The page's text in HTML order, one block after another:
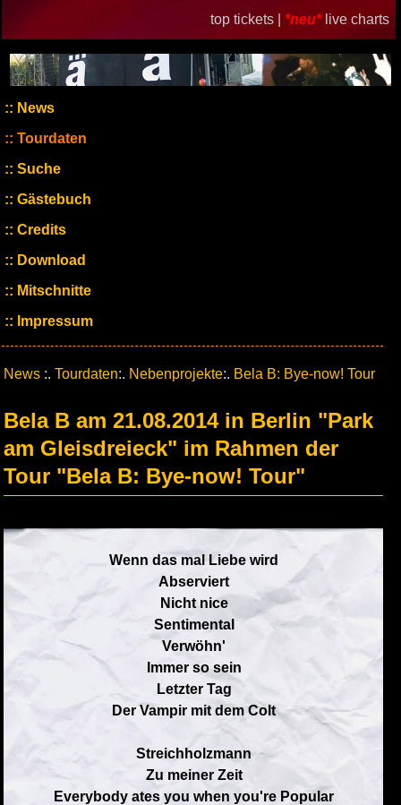
top tickets | *neu* live charts
News
Tourdaten
Suche
Gästebuch
Credits
Download
Mitschnitte
Impressum
News :. Tourdaten:. Nebenprojekte:. Bela B: Bye-now! Tour
Bela B am 21.08.2014 in Berlin "Park
am Gleisdreieck" im Rahmen der
Tour "Bela B: Bye-now! Tour"
Wenn das mal Liebe wird
Abserviert
Nicht nice
Sentimental
Verwöhn'
Immer so sein
Letzter Tag
Der Vampir mit dem Colt
Streichholzmann
Zu meiner Zeit
Everybody ates you when you're Popular